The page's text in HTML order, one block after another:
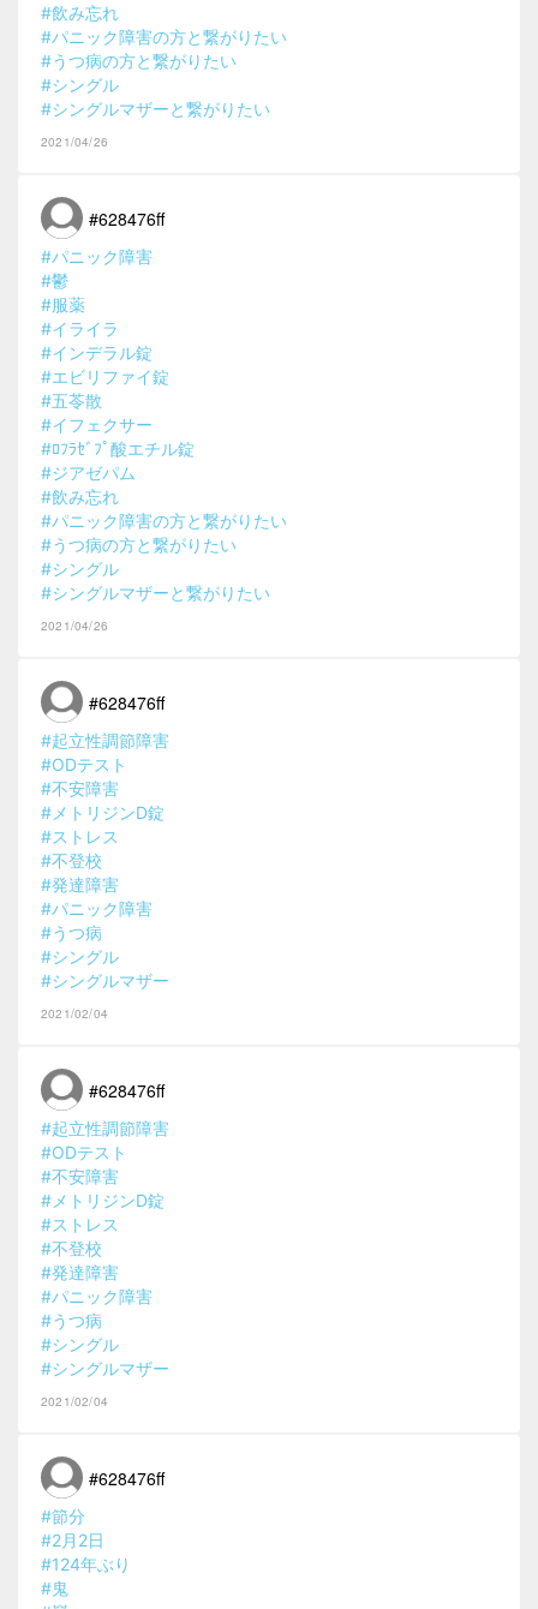
#飲み忘れ
#パニック障害の方と繋がりたい
#うつ病の方と繋がりたい
#シングル
#シングルマザーと繋がりたい
2021/04/26
#628476ff
#パニック障害
#鬱
#服薬
#イライラ
#インデラル錠
#エビリファイ錠
#五苓散
#イフェクサー
#ﾛﾌﾗｾﾞﾌﾟ酸エチル錠
#ジアゼパム
#飲み忘れ
#パニック障害の方と繋がりたい
#うつ病の方と繋がりたい
#シングル
#シングルマザーと繋がりたい
2021/04/26
#628476ff
#起立性調節障害
#ODテスト
#不安障害
#メトリジンD錠
#ストレス
#不登校
#発達障害
#パニック障害
#うつ病
#シングル
#シングルマザー
2021/02/04
#628476ff
#起立性調節障害
#ODテスト
#不安障害
#メトリジンD錠
#ストレス
#不登校
#発達障害
#パニック障害
#うつ病
#シングル
#シングルマザー
2021/02/04
#628476ff
#節分
#2月2日
#124年ぶり
#鬼